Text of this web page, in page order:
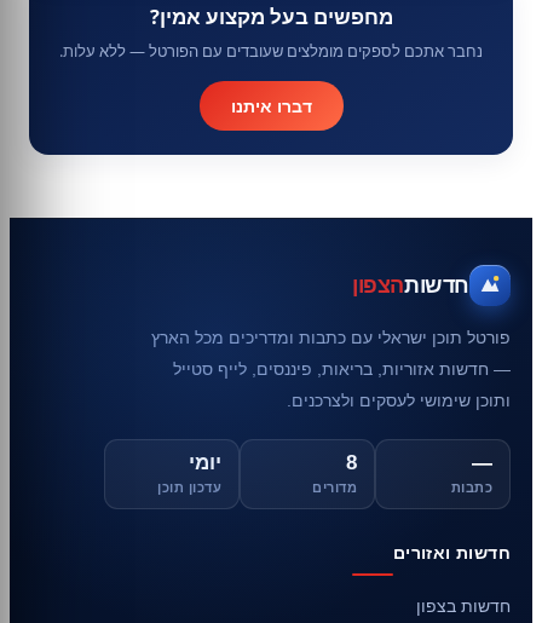
מחפשים בעל מקצוע אמין?
נחבר אתכם לספקים מומלצים שעובדים עם הפורטל — ללא עלות.
דברו איתנו
חדשותהצפון
פורטל תוכן ישראלי עם כתבות ומדריכים מכל הארץ
— חדשות אזוריות, בריאות, פיננסים, לייף סטייל
ותוכן שימושי לעסקים ולצרכנים.
—
כתבות
8
מדורים
יומי
עדכון תוכן
חדשות ואזורים
חדשות בצפון